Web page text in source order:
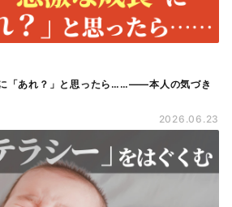
「あれ？」と思ったら……――本人の気づき
2026.06.23